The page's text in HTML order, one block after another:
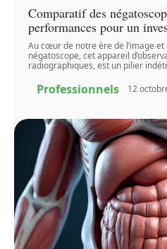
Comparatif des
performances pour un
Au cœur de notre ère de l’image
négatoscope, cet appareil
radiographiques, est un pilier
Professionnels 12